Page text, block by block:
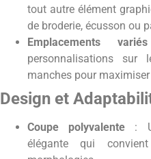
tout autre élément
de broderie, écusson ou
Emplacements variés
personnalisations
manches pour
Design et
Coupe polyvalente :
élégante qui